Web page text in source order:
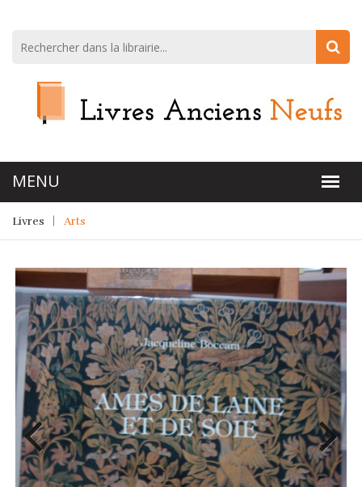
Livres Arts